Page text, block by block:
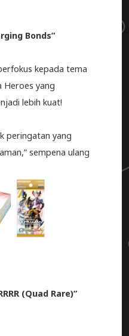
Bonds”
kepada tema
Heroes yang
lebih kuat!
peringatan yang
sempena ulang
(Quad Rare)”